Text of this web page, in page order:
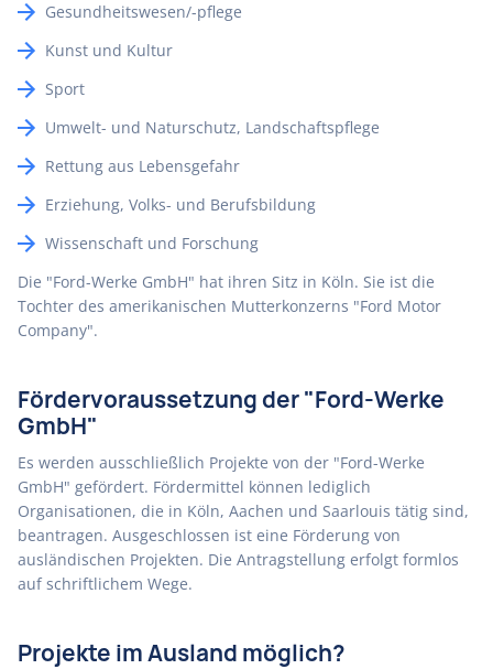
Gesundheitswesen/-pflege
Kunst und Kultur
Sport
Umwelt- und Naturschutz, Landschaftspflege
Rettung aus Lebensgefahr
Erziehung, Volks- und Berufsbildung
Wissenschaft und Forschung
Die "Ford-Werke GmbH" hat ihren Sitz in Köln. Sie ist die
Tochter des amerikanischen Mutterkonzerns "Ford Motor
Company".
Fördervoraussetzung der "Ford-Werke
GmbH"
Es werden ausschließlich Projekte von der "Ford-Werke
GmbH" gefördert. Fördermittel können lediglich
Organisationen, die in Köln, Aachen und Saarlouis tätig sind,
beantragen. Ausgeschlossen ist eine Förderung von
ausländischen Projekten. Die Antragstellung erfolgt formlos
auf schriftlichem Wege.
Projekte im Ausland möglich?